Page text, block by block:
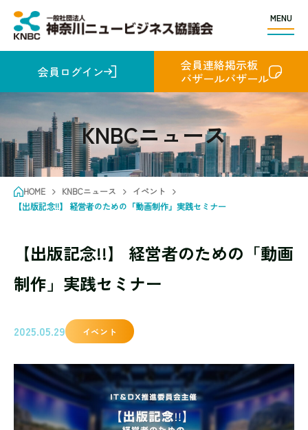
MENU
会員ログイン
会員連絡掲示板
バザールバザール
KNBCニュース
HOME KNBCニュース
イベント
【出版記念!!】 経営者のための「動画制作」実践セミナー
【出版記念!!】 経営者のための「動画
制作」実践セミナー
2025.05.29 イベント